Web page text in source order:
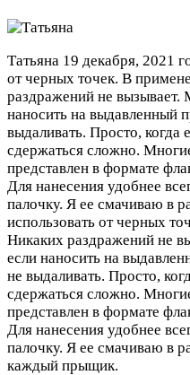
Татьяна 19 декабря, 2021
от черных точек. В
раздражений не
наносить на выдавленный
выдаливать. Просто, когда
сдержаться сложно.
представлен в формате
Для нанесения удобнее
палочку. Я ее смачиваю в
использовать от черных
Никаких раздражений не
если наносить на
не выдаливать. Просто,
сдержаться сложно.
представлен в формате
Для нанесения удобнее
палочку. Я ее смачиваю в
каждый прыщик.